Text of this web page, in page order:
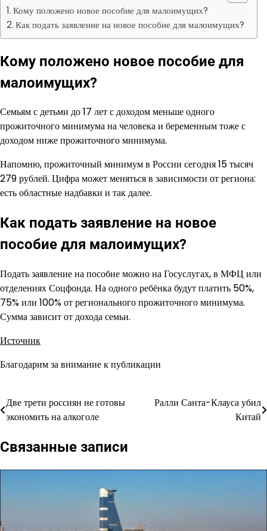
Кому положено новое пособие для малоимущих?
Как подать заявление на новое пособие для малоимущих?
Кому положено новое пособие для
малоимущих?
Семьям с детьми до 17 лет с доходом меньше одного
прожиточного минимума на человека и беременным тоже с
доходом ниже прожиточного минимума.
Напомню, прожиточный минимум в России сегодня 15 тысяч
279 рублей. Цифра может меняться в зависимости от региона:
есть областные надбавки и так далее.
Как подать заявление на новое
пособие для малоимущих?
Подать заявление на пособие можно на Госуслугах, в МФЦ или
отделениях Соцфонда. На одного ребёнка будут платить 50%,
75% или 100% от регионального прожиточного минимума.
Сумма зависит от дохода семьи.
Источник
Благодарим за внимание к публикации
Навигация
записям
Две трети россиян не готовы
экономить на алкоголе
Ралли Санта-Клауса убил
Китай
Связанные записи